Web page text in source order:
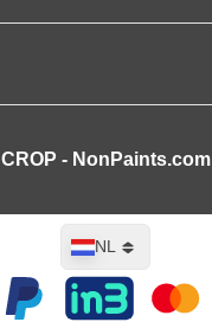
CROP - NonPaints.com
NL